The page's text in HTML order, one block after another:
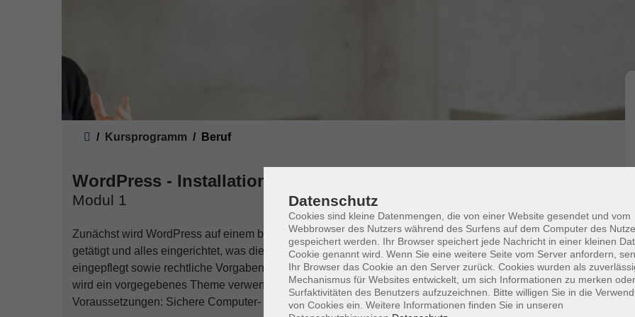
Kursprogramm Beruf
WordPress - Installation und Einrichtung
Modul 1
Zunächst wird WordPress auf einem bereitgestellten Webserver installiert, Grundeinstellungen
getätigt und alles eingerichtet, was die Website als "Onepager" braucht: Texte und Bilder werden
eingepflegt sowie rechtliche Vorgaben erörtert und umgesetzt. Zur optischen Anpassung des Systems
wird ein vorgegebenes Theme verwendet sowie einige Plugins gesucht und installiert.
Voraussetzungen: Sichere Computer- und Internet-Kenntnisse.
Datenschutz
Cookies sind kleine Datenmengen, die von einer Website gesendet und vom
Webbrowser des Nutzers während des Surfens auf dem Computer des
gespeichert werden. Ihr Browser speichert jede Nachricht in einer kleinen
Cookie genannt wird. Wenn Sie eine weitere Seite vom Server anfordern,
Ihr Browser das Cookie an den Server zurück. Cookies wurden als
Mechanismus für Websites entwickelt, um sich Informationen zu merken
Surfaktivitäten des Benutzers aufzuzeichnen. Bitte willigen Sie in die
von Cookies ein. Weitere Informationen finden Sie in unseren